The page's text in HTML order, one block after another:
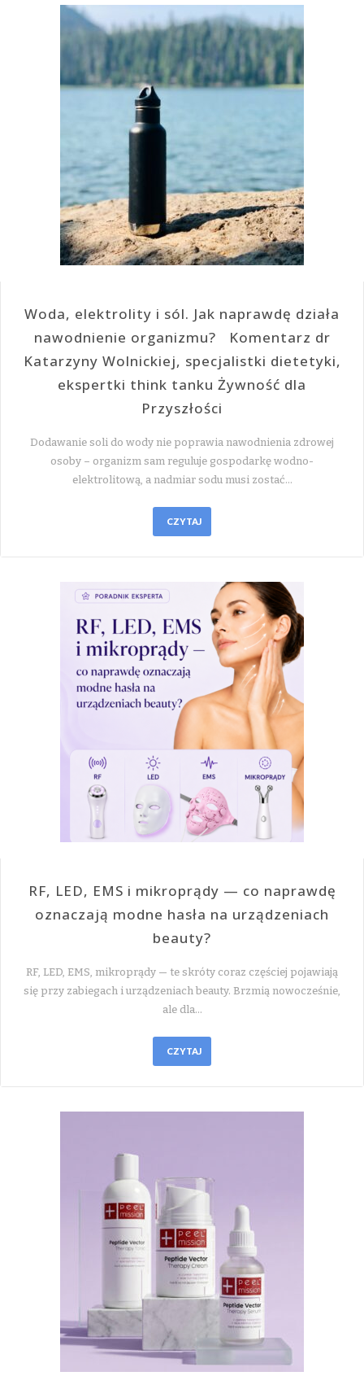
Woda, elektrolity i sól. Jak naprawdę działa
nawodnienie organizmu? Komentarz dr
Katarzyny Wolnickiej, specjalistki dietetyki,
ekspertki think tanku Żywność dla
Przyszłości
Dodawanie soli do wody nie poprawia nawodnienia zdrowej
osoby – organizm sam reguluje gospodarkę wodno-
elektrolitową, a nadmiar sodu musi zostać…
CZYTAJ
RF, LED, EMS i mikroprądy — co naprawdę
oznaczają modne hasła na urządzeniach
beauty?
RF, LED, EMS, mikroprądy — te skróty coraz częściej pojawiają
się przy zabiegach i urządzeniach beauty. Brzmią nowocześnie,
ale dla…
CZYTAJ